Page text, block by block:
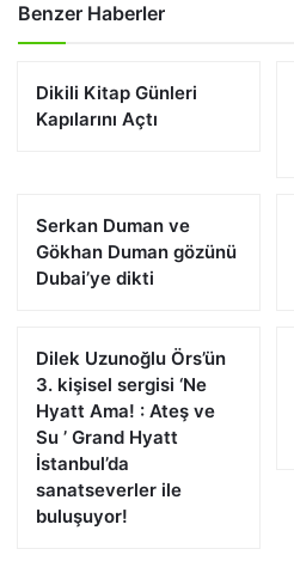
Benzer Haberler
Dikili Kitap Günleri
Kapılarını Açtı
Serkan Duman ve
Gökhan Duman gözünü
Dubai’ye dikti
Dilek Uzunoğlu Örs’ün
3. kişisel sergisi ‘Ne
Hyatt Ama! : Ateş ve
Su ’ Grand Hyatt
İstanbul’da
sanatseverler ile
buluşuyor!